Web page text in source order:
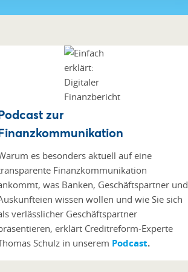
zur
es besonders aktuell auf eine
Finanzkommunikation
was Banken, Geschäftspartner und
wissen wollen und wie Sie sich
verlässlicher Geschäftspartner
erklärt Creditreform-Experte
Schulz in unserem Podcast.